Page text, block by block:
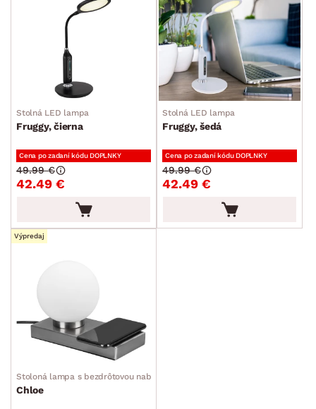
Stolná LED lampa
Fruggy, čierna
Cena po zadaní kódu DOPLNKY
42.49 €
49.99 €
Stolná LED lampa
Fruggy, šedá
Cena po zadaní kódu DOPLNKY
42.49 €
49.99 €
Výpredaj
Stoloná lampa s bezdrôtovou nabíjačkou
Chloe